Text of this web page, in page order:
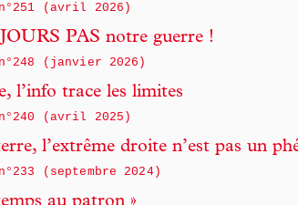
(avril 2026)
PAS notre guerre !
(janvier 2026)
l’info trace les limites
(avril 2025)
l’extrême droite n’est pas un
n°233 (septembre 2024)